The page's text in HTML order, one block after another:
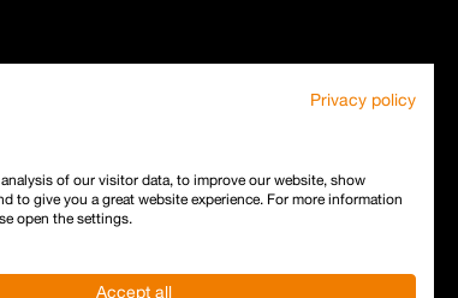
Privacy policy
of our visitor data, to improve our website, show
to give you a great website experience. For more information
open the settings.
Accept all